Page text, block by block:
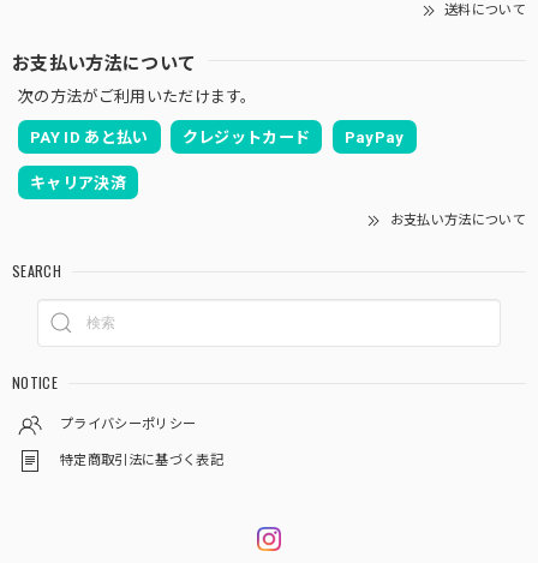
送料について
お支払い方法について
次の方法がご利用いただけます。
PAY ID あと払い クレジットカード PayPay
キャリア決済
お支払い方法について
SEARCH
NOTICE
プライバシーポリシー
特定商取引法に基づく表記